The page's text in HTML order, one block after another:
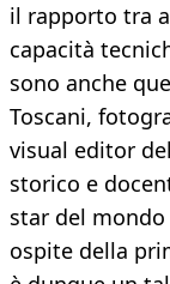
il rapporto tra
capacità
sono anche
Toscani,
visual editor
storico e
star del
ospite della